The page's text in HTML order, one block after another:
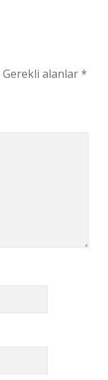
Gerekli alanlar*